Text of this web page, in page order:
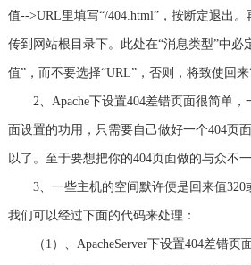
值-->URL里填写“/404.html”，按断定退出
传到网站根目录下。此处在“消息类型”中必
值”，而不要选择“URL”，否则，将致使回来
2、Apache下设置404差错页面很简单
面设置的功用，只需要自己做好一个404页
以了。至于要想把你的404页面做的与众不一
3、一些主机的空间默许便是回来值320
我们可以经过下面的代码来处理：
（1）、ApacheServer下设置404差错页